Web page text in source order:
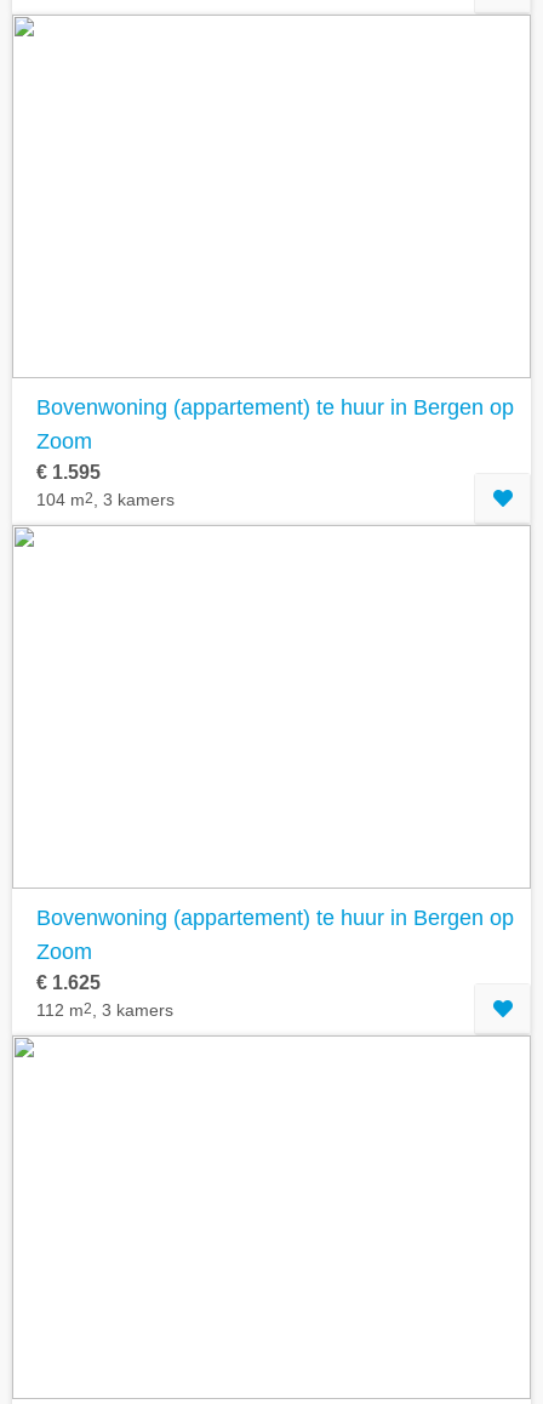
Bovenwoning (appartement) te huur in Bergen op
Zoom
€ 1.595
104 m2 , 3 kamers
Bovenwoning (appartement) te huur in Bergen op
Zoom
€ 1.625
112 m2 , 3 kamers